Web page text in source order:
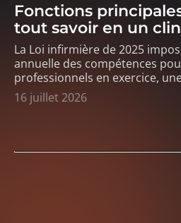
Fonctions
tout savoir en un
La Loi infirmière de 2025
annuelle des compétences
professionnels en exercice,
16 juillet 2026